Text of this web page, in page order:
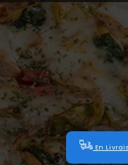
ACCUEIL
LA CARTE
VOTRE COMPTE
NOTRE RESTAURANT
VOS AVIS
En